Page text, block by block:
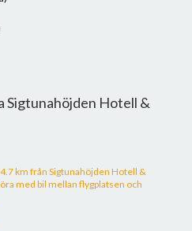
Sigtunahöjden Hotell &
km från Sigtunahöjden Hotell &
med bil mellan flygplatsen och